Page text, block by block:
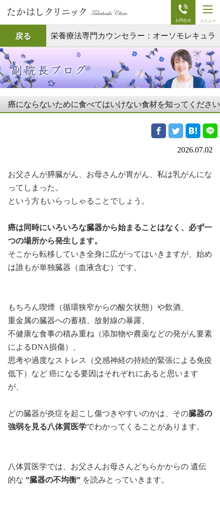
t
o
g
g
e
n
a
v
t
i
o
n
戻る 栄養療法専門カウンセラー：オーソモレキュラ
ーニュートリションプロフェッショナル（ONP)
ブログ
癌にならないために食べてはいけない食材を知ってください
2026.07.02
お父さんが膵臓がん、お母さんが胃がん、私は乳がんにな
ってしまった。
という方もいらっしゃることでしょう。
癌は同時にいろいろな臓器から始まることはなく、必ず一
つの場所から発生します。
そこから転移していき全身に広がってはいきますが、始め
は誰もが単独臓器（血液含む）です。
もちろん喫煙（循環狭窄からの酸欠状態）や飲酒、
重金属の臓器への蓄積、放射線の暴露、
不健康な食事の積み重ね（添加物や農薬などの発がん要素
によるDNA損傷）、
思考や過度なストレス（交感神経の持続的緊張による免疫
低下）など 癌になる要因はそれぞれにあると思います
が、
どの臓器が炎症を起こし傷つきやすいのかは、その臓器の
強弱を見る八体質医学でわかってくることがあります。
八体質医学では、お父さんお母さんどちらかからの 遺伝
的な ”臓器の不均衡” を読みとっていきます。